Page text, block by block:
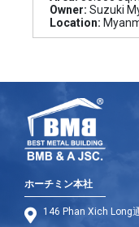
Owner: Suzuki
Location:
ホーチミン本社
146 Phan Xich Long